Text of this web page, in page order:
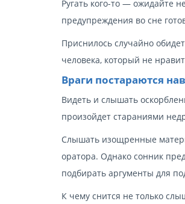
Ругать кого-то — ожидайте
предупреждения во сне
Приснилось случайно
человека, который не
Враги постараются
Видеть и слышать
произойдет стараниями
Слышать изощренные
оратора. Однако сонник
подбирать аргументы для
К чему снится не только